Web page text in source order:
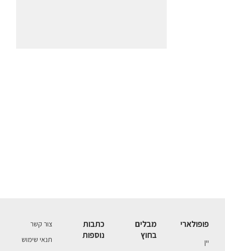
פופולארי
יין
מבלים
בחוץ
כתבות
נוספות
צור קשר
תנאי שימוש